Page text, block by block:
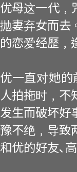
优母这一代﹐
抛妻弃女而去
的恋爱经歷﹐
优一直对她
人拍拖时﹐不
发生而破坏好
豫不绝﹐导致
和优的好友､